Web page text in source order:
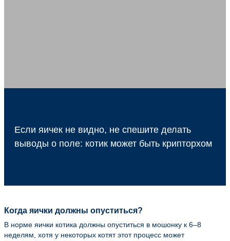
Если яичек не видно, не спешите делать
выводы о поле: котик может быть крипторхом
Когда яички должны опуститься?
В норме яички котика должны опуститься в мошонку к 6–8
неделям, хотя у некоторых котят этот процесс может